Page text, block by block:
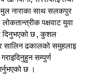
नाराका साथ सलकपुर
पक्षवाट युवा
दिनुभएको छ , कुशल
र सालिन ढकालको समुहलाइ
सम्पुर्ण
छ ।